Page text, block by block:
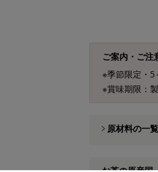
ご案内・ご注
※季節限定・5
※賞味期限：
原材料の一覧